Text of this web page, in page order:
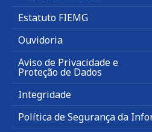
Estatuto FIEMG
Ouvidoria
Aviso de Privacidade e
Proteção de Dados
Integridade
Política de Segurança da